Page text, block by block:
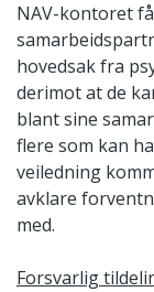
NAV-kontoret
hovedsak fra
derimot at de
blant sine
flere som kan
veiledning
avklare
med.
Forsvarlig